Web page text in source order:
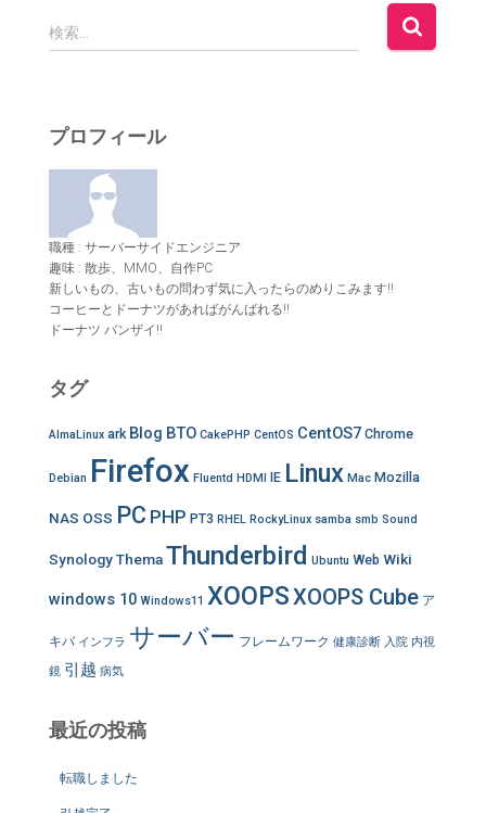
検
索
検索…
プロフィール
職種 : サーバーサイドエンジニア
趣味 : 散歩、MMO、自作PC
新しいもの、古いもの問わず気に入ったらのめりこみます!!
コーヒーとドーナツがあればがんばれる!!
ドーナツ バンザイ!!
タグ
AlmaLinux ark Blog BTO CakePHP CentOS CentOS7 Chrome
Debian Firefox Fluentd HDMI IE Linux Mac Mozilla
NAS OSS PC PHP PT3 RHEL RockyLinux samba smb Sound
SynologyThemaThunderbird Ubuntu Web Wiki
windows 10 Windows11 XOOPSXOOPS Cube ア
キバ インフラ サーバー フレームワーク 健康診断 入院 内視
鏡 引越 病気
最近の投稿
転職しました